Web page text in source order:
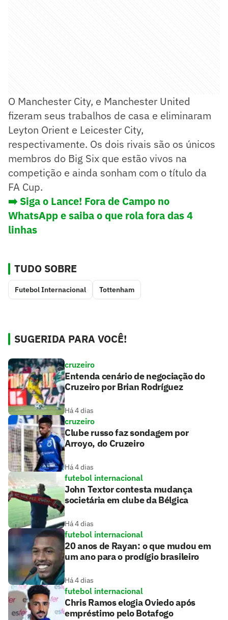
O Manchester City, e Manchester United
fizeram seus trabalhos de casa e eliminaram
Leyton Orient e Leicester City,
respectivamente. Os dois rivais são os únicos
membros do Big Six que estão vivos na
competição e ainda sonham com o título da
FA Cup.
➡️ Siga o Lance! Fora de Campo no
WhatsApp e saiba o que rola fora das 4
linhas
TUDO SOBRE
Futebol Internacional Tottenham
SUGERIDA PARA VOCÊ!
cruzeiro
Entenda cenário de negociação do
Cruzeiro por Brian Rodríguez
Há 4 dias
cruzeiro
Clube russo faz sondagem por
Arroyo, do Cruzeiro
Há 4 dias
futebol internacional
John Textor contesta mudança
societária em clube da Bélgica
Há 4 dias
futebol internacional
20 anos de Rayan: o que mudou em
um ano para o prodígio brasileiro
Há 4 dias
futebol internacional
Chris Ramos elogia Oviedo após
empréstimo pelo Botafogo